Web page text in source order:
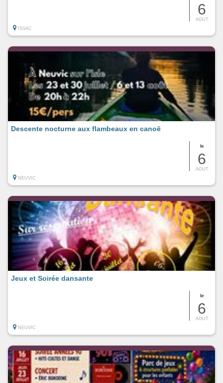
6
AOUT
ISSAC
le
6
AOUT
Descente nocturne aux flambeaux en canoë
NEUVIC
le
6
AOUT
Jeux et Soirée dansante
NEUVIC